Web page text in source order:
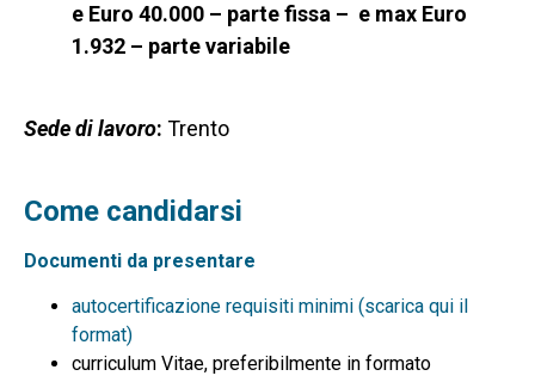
e Euro 40.000 – parte fissa – e max Euro
1.932 – parte variabile
Sede di lavoro: Trento
Come candidarsi
Documenti da presentare
autocertificazione requisiti minimi (scarica qui il
format)
curriculum Vitae, preferibilmente in formato